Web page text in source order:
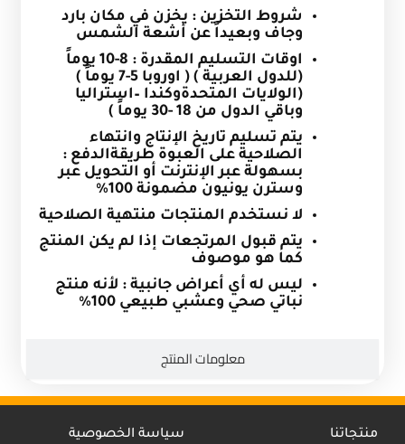
معلومات المنتج
شروط التخزين : يخزن في مكان بارد
وجاف وبعيداً عن أشعة الشمس
اوقات التسليم المقدرة :
8-10 يوماً
(للدول العربية ) ( اوروبا 5-7 يوماً )
(الولايات المتحدةوكندا –استراليا
وباقي الدول من 18 -30 يوماً )
يتم تسليم تاريخ الإنتاج وانتهاء
الصلاحية على العبوة طريقةالدفع :
بسهولة عبر الإنترنت أو التحويل عبر
وسترن يونيون مضمونة 100%
لا نستخدم المنتجات منتهية الصلاحية
يتم قبول المرتجعات إذا لم يكن المنتج
كما هو موصوف
ليس له أي أعراض جانبية : لأنه منتج
نباتي صحي وعشبي طبيعي 100
%
منتجاتنا سياسة الخصوصية